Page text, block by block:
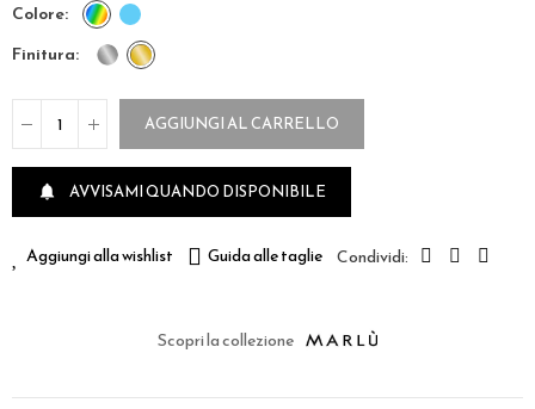
colore
finitura
AGGIUNGI AL CARRELLO
 AVVISAMI QUANDO DISPONIBILE
Aggiungi alla wishlist Guida alle taglie
Scopri la collezione